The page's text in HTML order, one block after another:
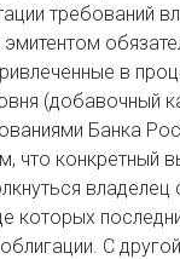
требований
эмитентом
в
(добавочный
Банка
что конкретный
которых
С